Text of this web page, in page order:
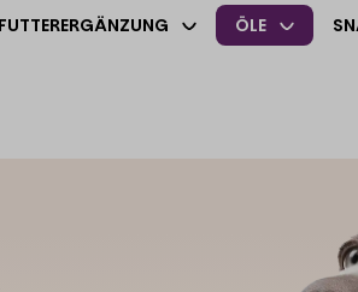
FUTTERERGÄNZUNG ÖLE